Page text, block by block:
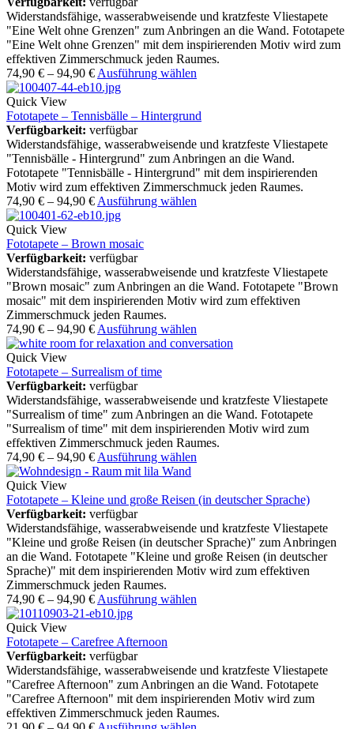
Widerstandsfähige, wasserabweisende und kratzfeste Vliestapete
"Eine Welt ohne Grenzen" zum Anbringen an die Wand. Fototapete
"Eine Welt ohne Grenzen" mit dem inspirierenden Motiv wird zum
effektiven Zimmerschmuck jeden Raumes.
74,90 € – 94,90 € Ausführung wählen
Quick View
Fototapete – Tennisbälle – Hintergrund
Verfügbarkeit: verfügbar
Widerstandsfähige, wasserabweisende und kratzfeste Vliestapete
"Tennisbälle - Hintergrund" zum Anbringen an die Wand.
Fototapete "Tennisbälle - Hintergrund" mit dem inspirierenden
Motiv wird zum effektiven Zimmerschmuck jeden Raumes.
74,90 € – 94,90 € Ausführung wählen
Quick View
Fototapete – Brown mosaic
Verfügbarkeit: verfügbar
Widerstandsfähige, wasserabweisende und kratzfeste Vliestapete
"Brown mosaic" zum Anbringen an die Wand. Fototapete "Brown
mosaic" mit dem inspirierenden Motiv wird zum effektiven
Zimmerschmuck jeden Raumes.
74,90 € – 94,90 € Ausführung wählen
Quick View
Fototapete – Surrealism of time
Verfügbarkeit: verfügbar
Widerstandsfähige, wasserabweisende und kratzfeste Vliestapete
"Surrealism of time" zum Anbringen an die Wand. Fototapete
"Surrealism of time" mit dem inspirierenden Motiv wird zum
effektiven Zimmerschmuck jeden Raumes.
74,90 € – 94,90 € Ausführung wählen
Quick View
Fototapete – Kleine und große Reisen (in deutscher Sprache)
Verfügbarkeit: verfügbar
Widerstandsfähige, wasserabweisende und kratzfeste Vliestapete
"Kleine und große Reisen (in deutscher Sprache)" zum Anbringen
an die Wand. Fototapete "Kleine und große Reisen (in deutscher
Sprache)" mit dem inspirierenden Motiv wird zum effektiven
Zimmerschmuck jeden Raumes.
74,90 € – 94,90 € Ausführung wählen
Quick View
Fototapete – Carefree Afternoon
Verfügbarkeit: verfügbar
Widerstandsfähige, wasserabweisende und kratzfeste Vliestapete
"Carefree Afternoon" zum Anbringen an die Wand. Fototapete
"Carefree Afternoon" mit dem inspirierenden Motiv wird zum
effektiven Zimmerschmuck jeden Raumes.